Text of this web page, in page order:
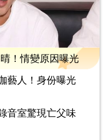
！情變原因曝光
藝人！身份曝光
音室驚現亡父味